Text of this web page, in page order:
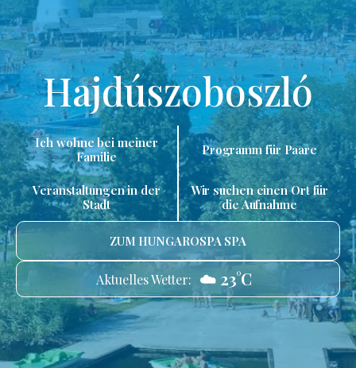
Hajdúszoboszló
Ich wohne bei meiner
Familie
Programm für Paare
Veranstaltungen in der
Stadt
Wir suchen einen Ort für
die Aufnahme
ZUM HUNGAROSPA SPA
Aktuelles Wetter: ☁️ 23°C